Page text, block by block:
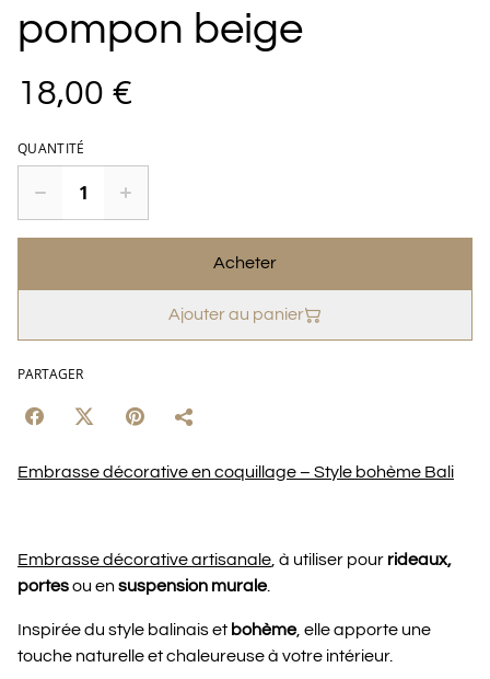
pompon beige
18,00 €
QUANTITÉ
Acheter
Ajouter au panier
PARTAGER
Embrasse décorative en coquillage – Style bohème Bali
Embrasse décorative artisanale , à utiliser pour rideaux,
portesou ensuspension murale.
Inspirée du style balinais et bohème, elle apporte une
touche naturelle et chaleureuse à votre intérieur.